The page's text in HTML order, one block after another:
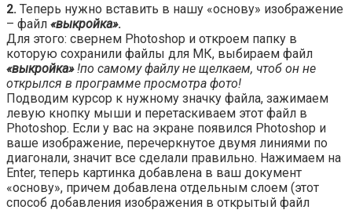
2. Теперь нужно вставить в нашу «основу» изображение
– файл «выкройка».
Для этого: свернем Photoshop и откроем папку в
которую сохранили файлы для МК, выбираем файл
«выкройка»!по самому файлу не щелкаем, чтоб он не
открылся в программе просмотра фото!
Подводим курсор к нужному значку файла, зажимаем
левую кнопку мыши и перетаскиваем этот файл в
Photoshop. Если у вас на экране появился Photoshop и
ваше изображение, перечеркнутое двумя линиями по
диагонали, значит все сделали правильно. Нажимаем на
Enter, теперь картинка добавлена в ваш документ
«основу», причем добавлена отдельным слоем (этот
способ добавления изображения в открытый файл